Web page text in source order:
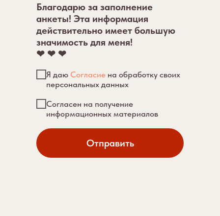
Благодарю за заполнение
анкеты! Эта информация
действительно имеет большую
значимость для меня!
❤ ❤ ❤
Я даю Согласие на обработку своих
персональных данных
Согласен на получение
информационных материалов
Отправить